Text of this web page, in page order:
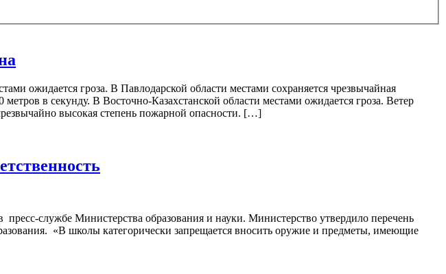
ожидается гроза. В Павлодарской области местами сохраняется чрезвычайная
в секунду. В Восточно-Казахстанской области местами ожидается гроза. Ветер
высокая степень пожарной опасности. […]
службе Министерства образования и науки. Министерство утвердило перечень
«В школы категорически запрещается вносить оружие и предметы, имеющие